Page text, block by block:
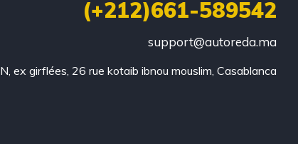
(+212)661-589542
support@autoreda.ma
N, ex girflées, 26 rue kotaib ibnou mouslim, Casablanca